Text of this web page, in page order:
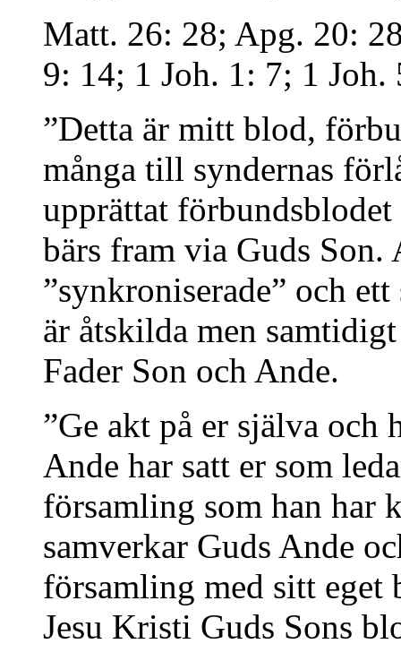
Matt. 26: 28; Apg. 20:
9: 14; 1 Joh. 1: 7; 1 Joh.
”Detta är mitt blod,
många till syndernas
upprättat
bärs fram via Guds Son.
”synkroniserade” och
är åtskilda men
Fader Son och Ande.
”Ge akt på er själva och
Ande har satt er som
församling som han har
samverkar Guds Ande
församling med sitt eget
Jesu Kristi Guds Sons